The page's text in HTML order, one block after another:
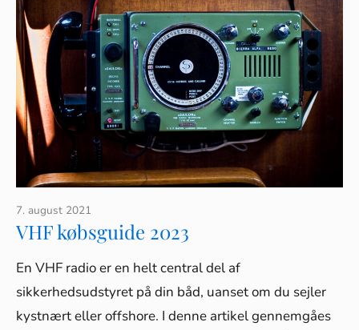
VHF købsguide 2023
7. august 2021
En VHF radio er en helt central del af
sikkerhedsudstyret på din båd, uanset om du sejler
kystnært eller offshore. I denne artikel gennemgåes